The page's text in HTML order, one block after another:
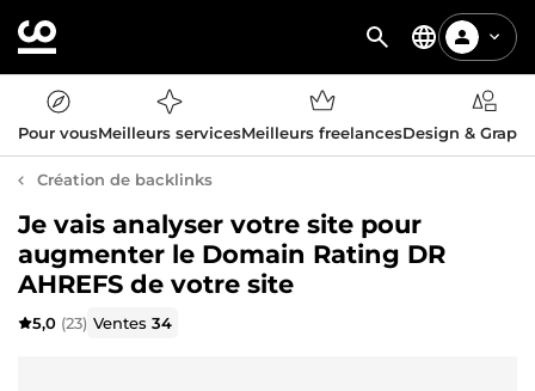
Pour vousMeilleurs servicesMeilleurs freelancesDesign &
Création de backlinks
Je vais analyser votre site pour
augmenter le Domain Rating DR
AHREFS de votre site
5,0 (23) Ventes34